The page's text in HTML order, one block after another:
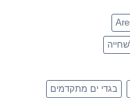
בגדי ים מתקדמים